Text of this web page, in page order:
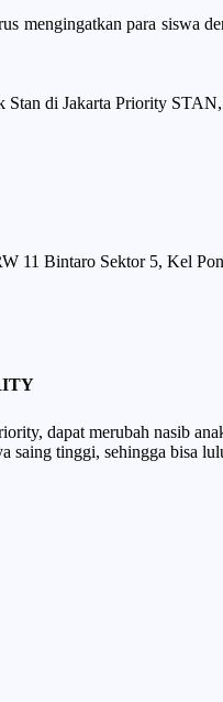
mengingatkan para siswa
di Jakarta Priority
11 Bintaro Sektor 5, Kel
dapat merubah nasib
saing tinggi, sehingga bisa